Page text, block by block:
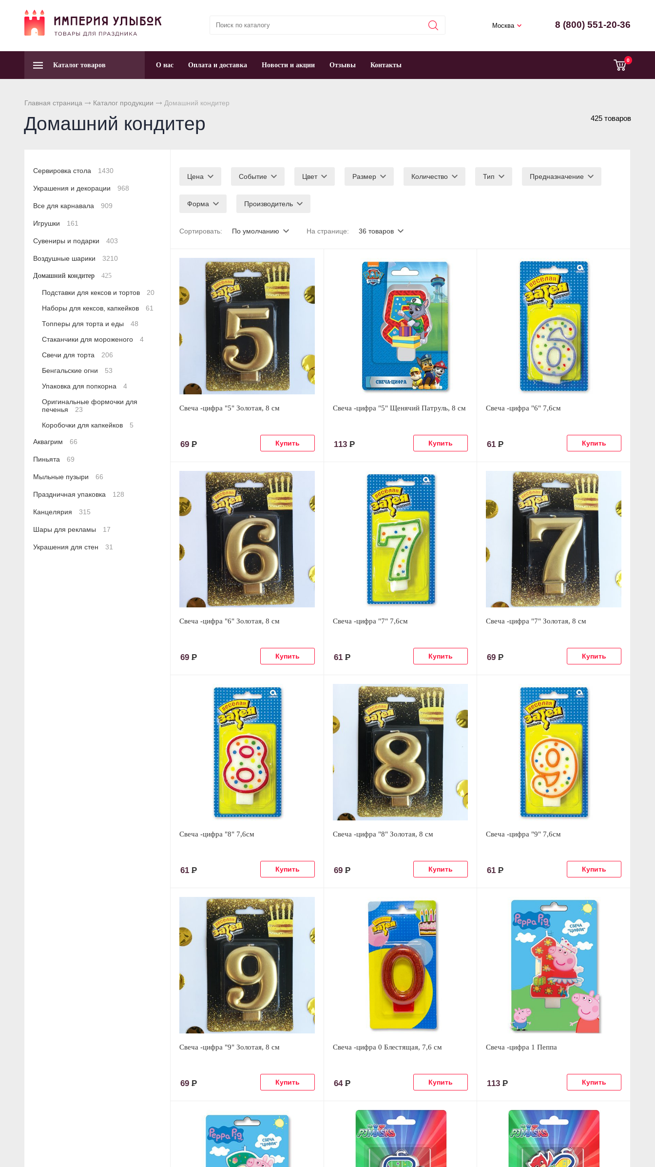
Москва 8 (800) 551-20-36
0
Каталог товаров О нас Оплата и доставка Новости и акции Отзывы Контакты
Главная страница Каталог продукции Домашний кондитер
425 товаров
Домашний кондитер
Цена Событие Цвет Размер Количество Тип Предназначение
Форма Производитель
Сортировать: По умолчанию На странице: 36 товаров
Свеча -цифра "5" Золотая, 8 см
69 Р
Свеча -цифра "5" Щенячий Патруль, 8 см
113 Р
Свеча -цифра "6" 7,6см
61Р
Свеча -цифра "6" Золотая, 8 см
69 Р
Свеча -цифра "7" 7,6см
61 Р
Свеча -цифра "7" Золотая, 8 см
69Р
Свеча -цифра "8" 7,6см
61 Р
Свеча -цифра "8" Золотая, 8 см
69 Р
Свеча -цифра "9" 7,6см
61Р
Свеча -цифра "9" Золотая, 8 см
69 Р
Свеча -цифра 0 Блестящая, 7,6 см
64 Р
Свеча -цифра 1 Пеппа
113Р
Сервировка стола 1430
Украшения и декорации 968
Все для карнавала 909
Игрушки 161
Сувениры и подарки 403
Воздушные шарики 3210
Домашний кондитер 425
Подставки для кексов и тортов
20
Наборы для кексов, капкейков
61
Топперы для торта и еды
48
Стаканчики для мороженого
4
Свечи для торта
206
Бенгальские огни
53
Упаковка для попкорна
4
Оригинальные формочки для
печенья
23
Коробочки для капкейков
5
Аквагрим 66
Пиньята 69
Мыльные пузыри 66
Праздничная упаковка 128
Канцелярия 315
Шары для рекламы 17
Украшения для стен 31